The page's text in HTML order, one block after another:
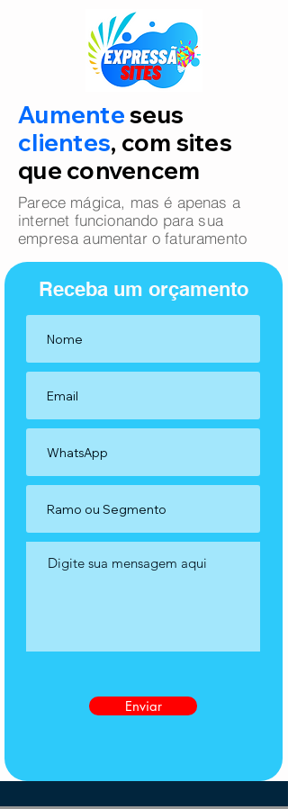
Aumenteseus
clientes, com sites
que convencem
Parece mágica, mas é apenas a
internet funcionando para sua
empresa aumentar o faturamento
Receba um orçamento
Enviar